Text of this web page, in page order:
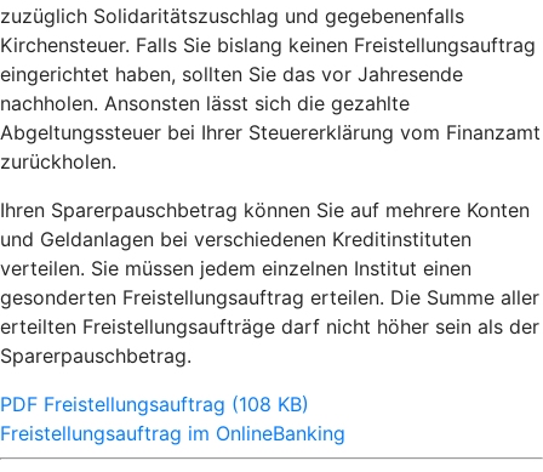
zuzüglich Solidaritätszuschlag und gegebenenfalls
Kirchensteuer. Falls Sie bislang keinen Freistellungsauftrag
eingerichtet haben, sollten Sie das vor Jahresende
nachholen. Ansonsten lässt sich die gezahlte
Abgeltungssteuer bei Ihrer Steuererklärung vom Finanzamt
zurückholen.
Ihren Sparerpauschbetrag können Sie auf mehrere Konten
und Geldanlagen bei verschiedenen Kreditinstituten
verteilen. Sie müssen jedem einzelnen Institut einen
gesonderten Freistellungsauftrag erteilen. Die Summe aller
erteilten Freistellungsaufträge darf nicht höher sein als der
Sparerpauschbetrag.
PDF Freistellungsauftrag (108 KB)
Freistellungsauftrag im OnlineBanking